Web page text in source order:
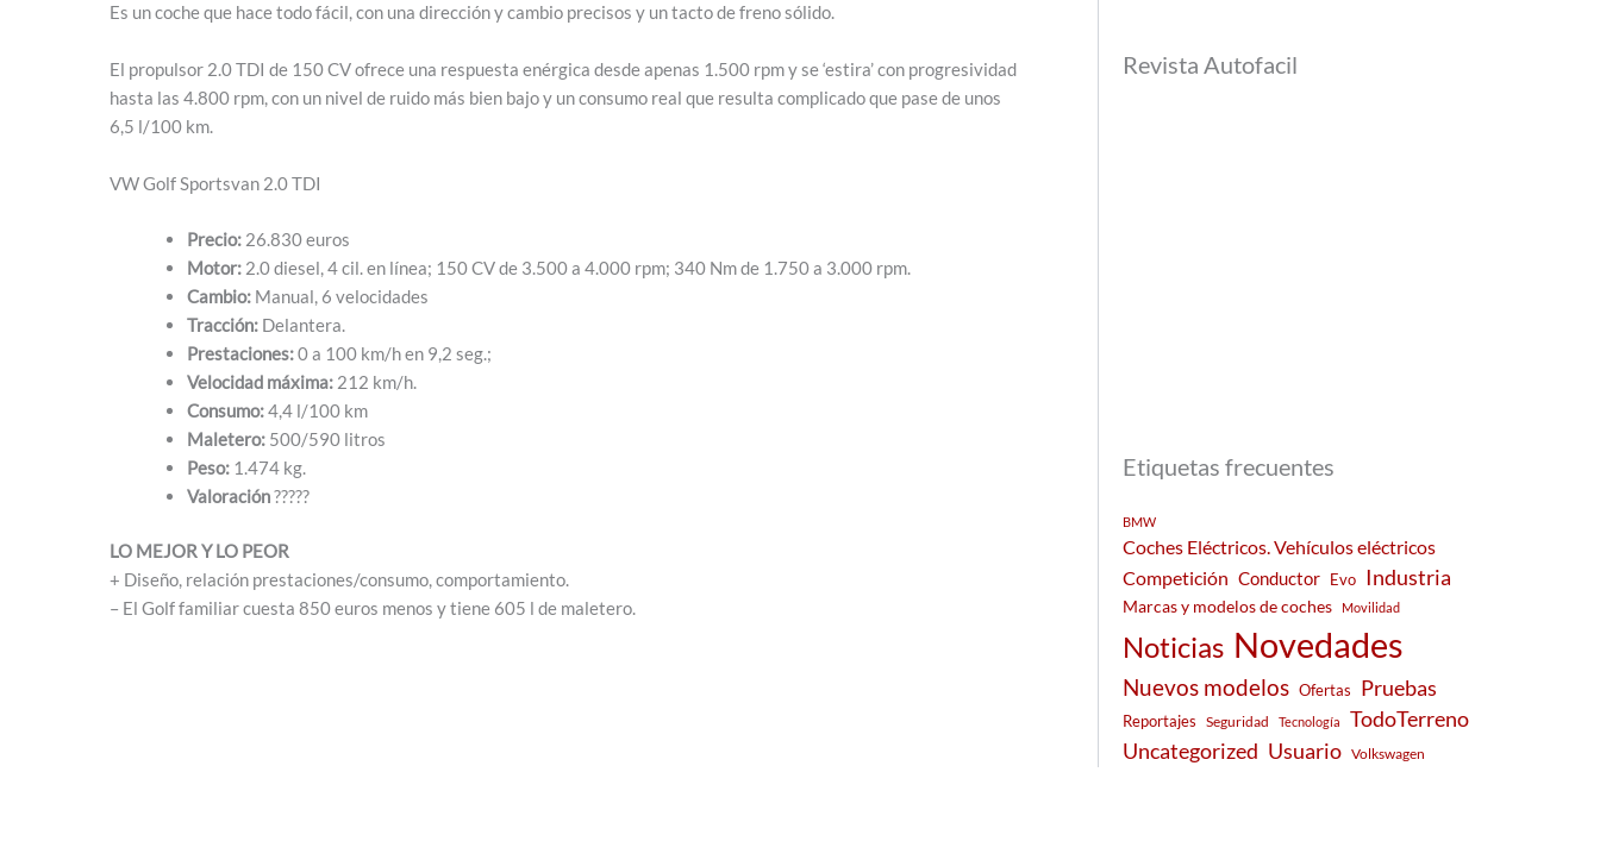
Es un coche que hace todo fácil, con una dirección y cambio precisos y un tacto de freno sólido.
El propulsor 2.0 TDI de 150 CV ofrece una respuesta enérgica desde apenas 1.500 rpm y se ‘estira’ con progresividad
hasta las 4.800 rpm, con un nivel de ruido más bien bajo y un consumo real que resulta complicado que pase de unos
6,5 l/100 km.
VW Golf Sportsvan 2.0 TDI
Precio: 26.830 euros
Motor: 2.0 diesel, 4 cil. en línea; 150 CV de 3.500 a 4.000 rpm; 340 Nm de 1.750 a 3.000 rpm.
Cambio: Manual, 6 velocidades
Tracción: Delantera.
Prestaciones:0 a 100 km/h en 9,2 seg.;
Velocidad máxima: 212 km/h.
Consumo:4,4 l/100 km
Maletero: 500/590 litros
Peso: 1.474 kg.
Valoración?????
LO MEJOR Y LO PEOR
+ Diseño, relación prestaciones/consumo, comportamiento.
– El Golf familiar cuesta 850 euros menos y tiene 605 l de maletero.
Revista Autofacil
Etiquetas frecuentes
BMW
Coches Eléctricos. Vehículos eléctricos
Competición Conductor Evo Industria
Marcas y modelos de coches Movilidad
Noticias Novedades
Nuevos modelos Ofertas Pruebas
Reportajes Seguridad Tecnología
TodoTerreno
Uncategorized Usuario Volkswagen